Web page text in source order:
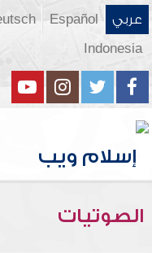
عربي Español
Indonesia
الصوتيات